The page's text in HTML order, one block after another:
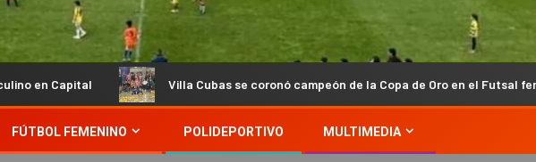
Villa Cubas se coronó campeón de la Copa de Oro en el Futsal femenino de Capital
FÚTBOL FEMENINO POLIDEPORTIVO MULTIMEDIA